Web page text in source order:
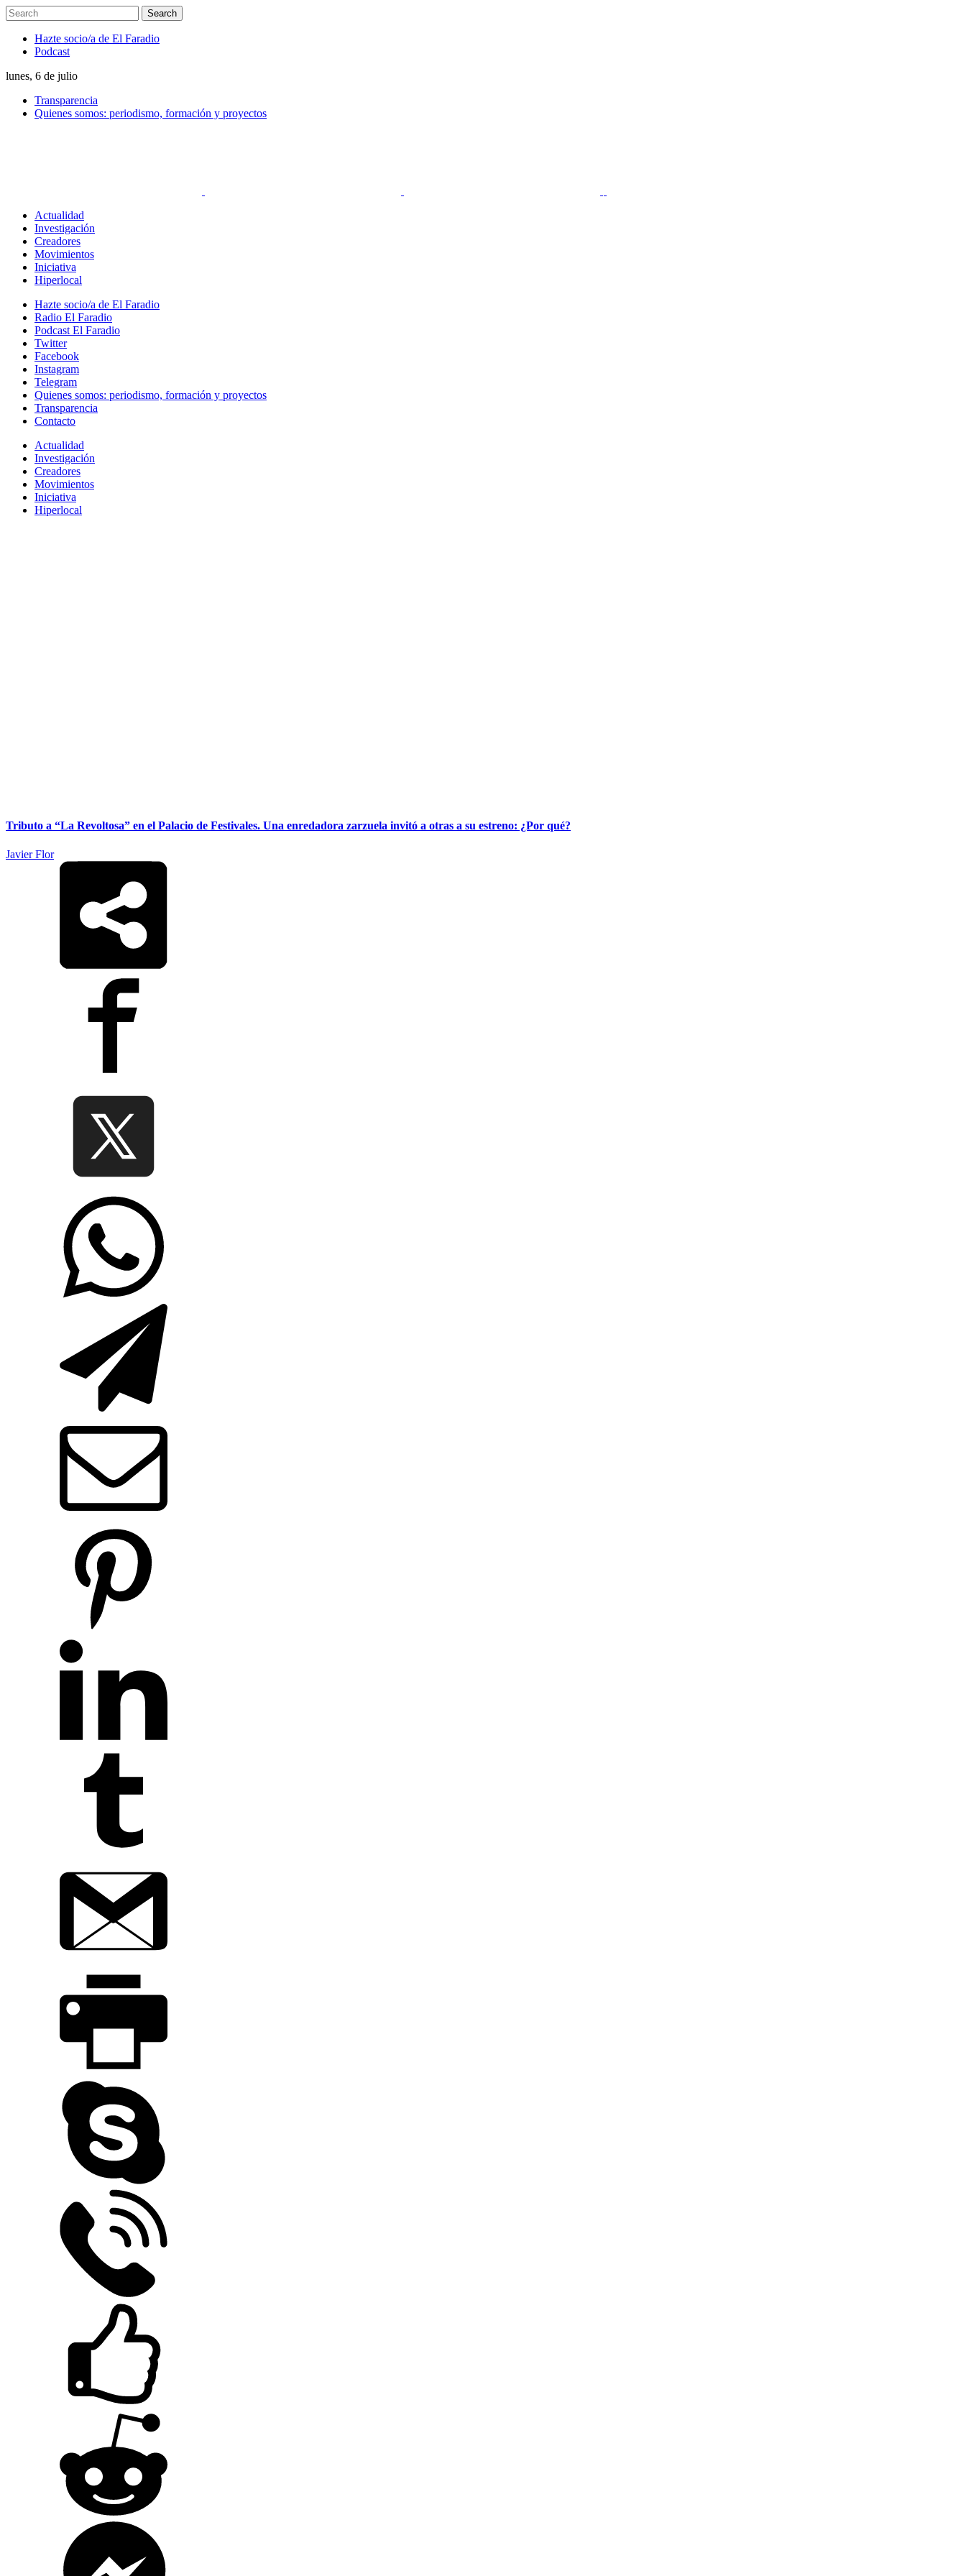
Hazte socio/a de El Faradio
Podcast
lunes, 6 de julio
Transparencia
Quienes somos: periodismo, formación y proyectos
Actualidad
Investigación
Creadores
Movimientos
Iniciativa
Hiperlocal
Hazte socio/a de El Faradio
Radio El Faradio
Podcast El Faradio
Twitter
Facebook
Instagram
Telegram
Quienes somos: periodismo, formación y proyectos
Transparencia
Contacto
Actualidad
Investigación
Creadores
Movimientos
Iniciativa
Hiperlocal
Tributo a “La Revoltosa” en el Palacio de Festivales. Una enredadora zarzuela invitó a otras a su estreno: ¿Por qué?
Javier Flor